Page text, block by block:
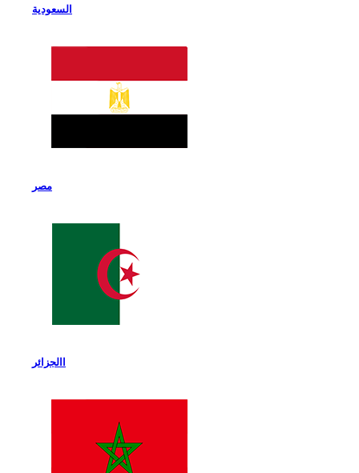
السعودية
مصر
االجزائر